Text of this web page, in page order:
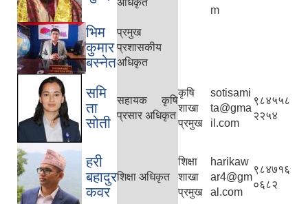
अधिकृत
m
भिम
कुमार
बस्‍नेत
प्रमुख
प्रशासकीय
अधिकृत
समि
ता
सोती
सहायक कृषि
प्रसार अधिकृत
कृषि
शाखा
प्रमुख
sotisami
ta@gma
il.com
९८४५५८
२२५४
हरी
बहादुर
कवर
शिक्षा अधिकृत
शिक्षा
शाखा
प्रमुख
harikaw
ar4@gm
al.com
९८४७१६
०६८२